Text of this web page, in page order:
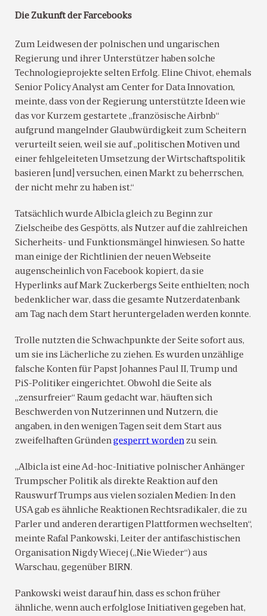
Die Zukunft der Farcebooks
Zum Leidwesen der polnischen und ungarischen
Regierung und ihrer Unterstützer haben solche
Technologieprojekte selten Erfolg. Eline Chivot, ehemals
Senior Policy Analyst am Center for Data Innovation,
meinte, dass von der Regierung unterstützte Ideen wie
das vor Kurzem gestartete „französische Airbnb“
aufgrund mangelnder Glaubwürdigkeit zum Scheitern
verurteilt seien, weil sie auf „politischen Motiven und
einer fehlgeleiteten Umsetzung der Wirtschaftspolitik
basieren [und] versuchen, einen Markt zu beherrschen,
der nicht mehr zu haben ist.“
Tatsächlich wurde Albicla gleich zu Beginn zur
Zielscheibe des Gespötts, als Nutzer auf die zahlreichen
Sicherheits- und Funktionsmängel hinwiesen. So hatte
man einige der Richtlinien der neuen Webseite
augenscheinlich von Facebook kopiert, da sie
Hyperlinks auf Mark Zuckerbergs Seite enthielten; noch
bedenklicher war, dass die gesamte Nutzerdatenbank
am Tag nach dem Start heruntergeladen werden konnte.
Trolle nutzten die Schwachpunkte der Seite sofort aus,
um sie ins Lächerliche zu ziehen. Es wurden unzählige
falsche Konten für Papst Johannes Paul II, Trump und
PiS-Politiker eingerichtet. Obwohl die Seite als
„zensurfreier“ Raum gedacht war, häuften sich
Beschwerden von Nutzerinnen und Nutzern, die
angaben, in den wenigen Tagen seit dem Start aus
zweifelhaften Gründengesperrt wordenzu sein.
„Albicla ist eine Ad-hoc-Initiative polnischer Anhänger
Trumpscher Politik als direkte Reaktion auf den
Rauswurf Trumps aus vielen sozialen Medien: In den
USA gab es ähnliche Reaktionen Rechtsradikaler, die zu
Parler und anderen derartigen Plattformen wechselten“,
meinte Rafal Pankowski, Leiter der antifaschistischen
Organisation Nigdy Wiecej („Nie Wieder“) aus
Warschau, gegenüber BIRN.
Pankowski weist darauf hin, dass es schon früher
ähnliche, wenn auch erfolglose Initiativen gegeben hat,